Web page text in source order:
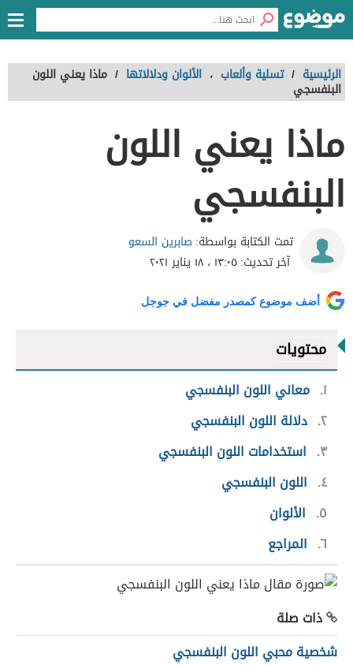
الرئيسية / تسلية وألعاب ، الألوان ودلالاتها / ماذا يعني اللون
البنفسجي
ماذا يعني اللون
البنفسجي
تمت الكتابة بواسطة: صابرين السعو
آخر تحديث:١٣:٠٥ ، ١٨ يناير ٢٠٢١
أضف موضوع كمصدر مفضل في جوجل
محتويات
١ معاني اللون البنفسجي
٢ دلالة اللون البنفسجي
٣
استخدامات اللون البنفسجي
٤
اللون البنفسجي
٥
الألوان
٦ المراجع
ذات صلة
شخصية محبي اللون البنفسجي